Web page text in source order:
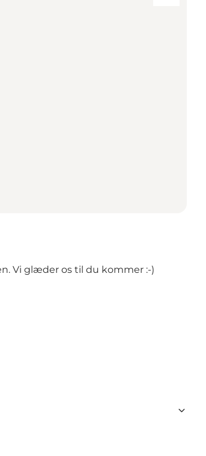
Vi glæder os til du kommer :-)